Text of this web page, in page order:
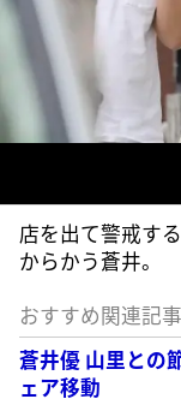
店を出て警戒す
からかう蒼井。
おすすめ関連記事
蒼井優 山里との
ェア移動